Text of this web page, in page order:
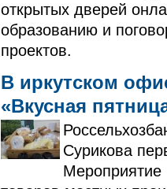
открытых дверей
образованию и
проектов.
В иркутском
«Вкусная
Сурикова
Мероприятие